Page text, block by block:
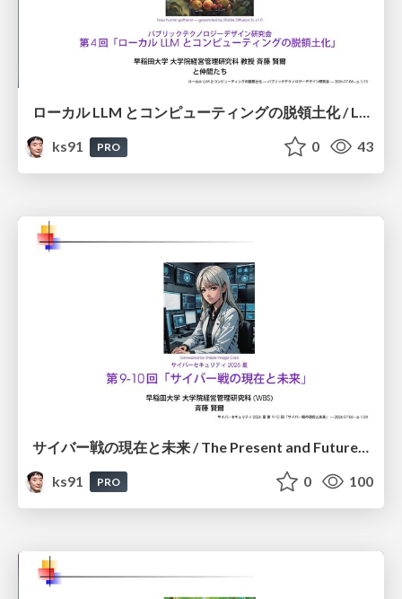
ローカル LLM とコンピューティングの脱領土化 / Local LLMs and Deterritorialization of Computing
ks91
PRO 0 43
ks91
PRO 0 100